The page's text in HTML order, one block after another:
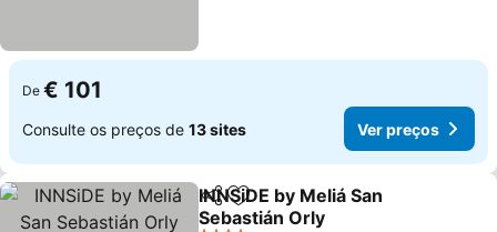
De € 101
Consulte os preços de 13 sites Ver preços
PartilharAdicionar aos favoritos
INNSiDE by Meliá San
Sebastián Orly